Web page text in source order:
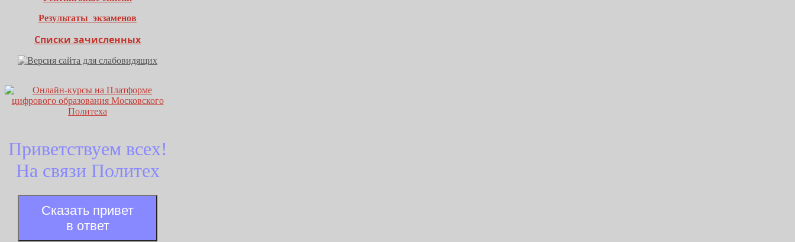
Результаты экзаменов
Списки зачисленных
Приветствуем всех!
На связи Политех
Сказать привет
в ответ